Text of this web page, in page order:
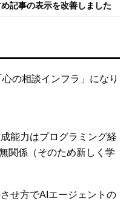
記事の表示を改善しました
の相談インフラ」になり
能力はプログラミング経
関係（そのため新しく学
せ方でAIエージェントの